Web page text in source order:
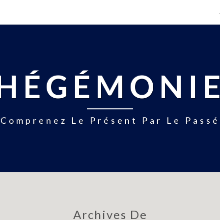
Comprenez Le Présent Par Le Passé
Archives De